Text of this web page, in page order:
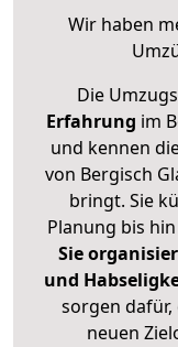
Wir haben
Die
Erfahrung im
und kennen
von Bergisch
bringt. Sie
Planung bis
Sie
und
sorgen
neuen